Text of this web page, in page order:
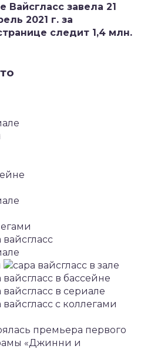
Вайсгласс завела 21
2021 г. за
следит 1,4 млн.
премьера первого
«Джинни и